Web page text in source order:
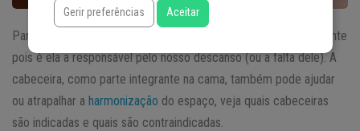
Para o
, a cama é um item muito importante no ambiente
pois é ela a responsável pelo nosso descanso (ou a falta dele). A
cabeceira, como parte integrante na cama, também pode ajudar
ou atrapalhar a harmonização do espaço, veja quais cabeceiras
são indicadas e quais são contraindicadas.
Gerir preferências Aceitar